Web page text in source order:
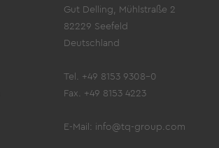
Gut Delling, Mühlstraße 2
82229 Seefeld
Deutschland
Tel. +49 8153 9308-0
Fax. +49 8153 4223
E-Mail: info@tq-group.com